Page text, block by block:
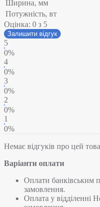
Ширина, мм
Потужність, вт
Оцінка: 0 з 5
Залишити відгук
5
0%
4
0%
3
0%
2
0%
1
0%
Немає відгуків про цей
Варіанти оплати
Оплати банківським
замовлення.
Оплата у відділенні